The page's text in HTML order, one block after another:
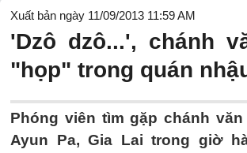
Xuất bản ngày 11/09/2013 11:59 AM
'Dzô dzô...', chánh
"họp" trong quán
Phóng viên tìm gặp chánh
Ayun Pa, Gia Lai trong giờ